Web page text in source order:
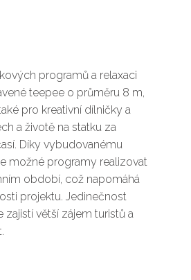
programů a relaxaci
teepee o průměru 8 m,
pro kreativní dílničky a
a životě na statku za
Díky vybudovanému
možné programy realizovat
období, což napomáhá
projektu. Jedinečnost
větší zájem turistů a